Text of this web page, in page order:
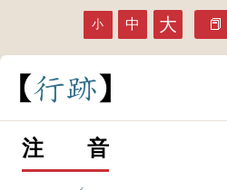
小 中 大
行跡
注 音